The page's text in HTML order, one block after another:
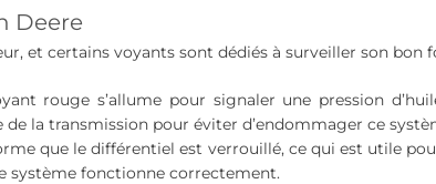
Deere
et certains voyants sont dédiés à surveiller son bon
rouge s’allume pour signaler une pression
la transmission pour éviter d’endommager ce
que le différentiel est verrouillé, ce qui est utile
système fonctionne correctement.